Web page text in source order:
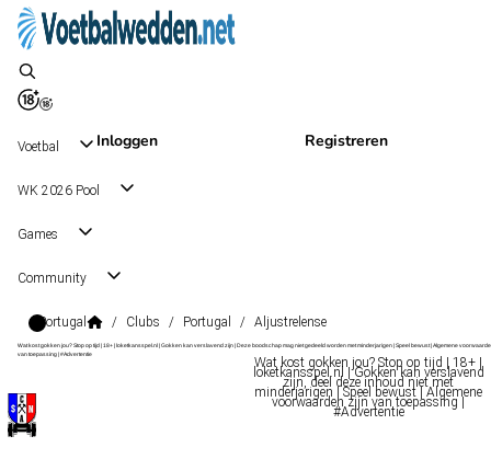
Inloggen Registreren
Voetbal
WK 2026 Pool
Games
Community
Portugal / Clubs / Portugal / Aljustrelense
Wat kost gokken jou? Stop op tijd | 18+ | loketkansspel.nl | Gokken kan verslavend zijn | Deze boodschap mag niet gedeeld worden met minderjarigen | Speel bewust | Algemene
van toepassing | #Advertentie
Wat kost gokken jou? Stop op tijd | 18+ |
loketkansspel.nl | Gokken kan verslavend
zijn, deel deze inhoud niet met
minderjarigen | Speel bewust | Algemene
voorwaarden zijn van toepassing |
#Advertentie